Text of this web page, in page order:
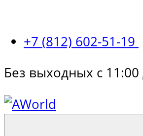
+7 (812) 602-51-19
Без выходных с 11:00